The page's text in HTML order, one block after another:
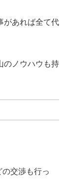
があれば全て代
のノウハウも持
交渉も行っ